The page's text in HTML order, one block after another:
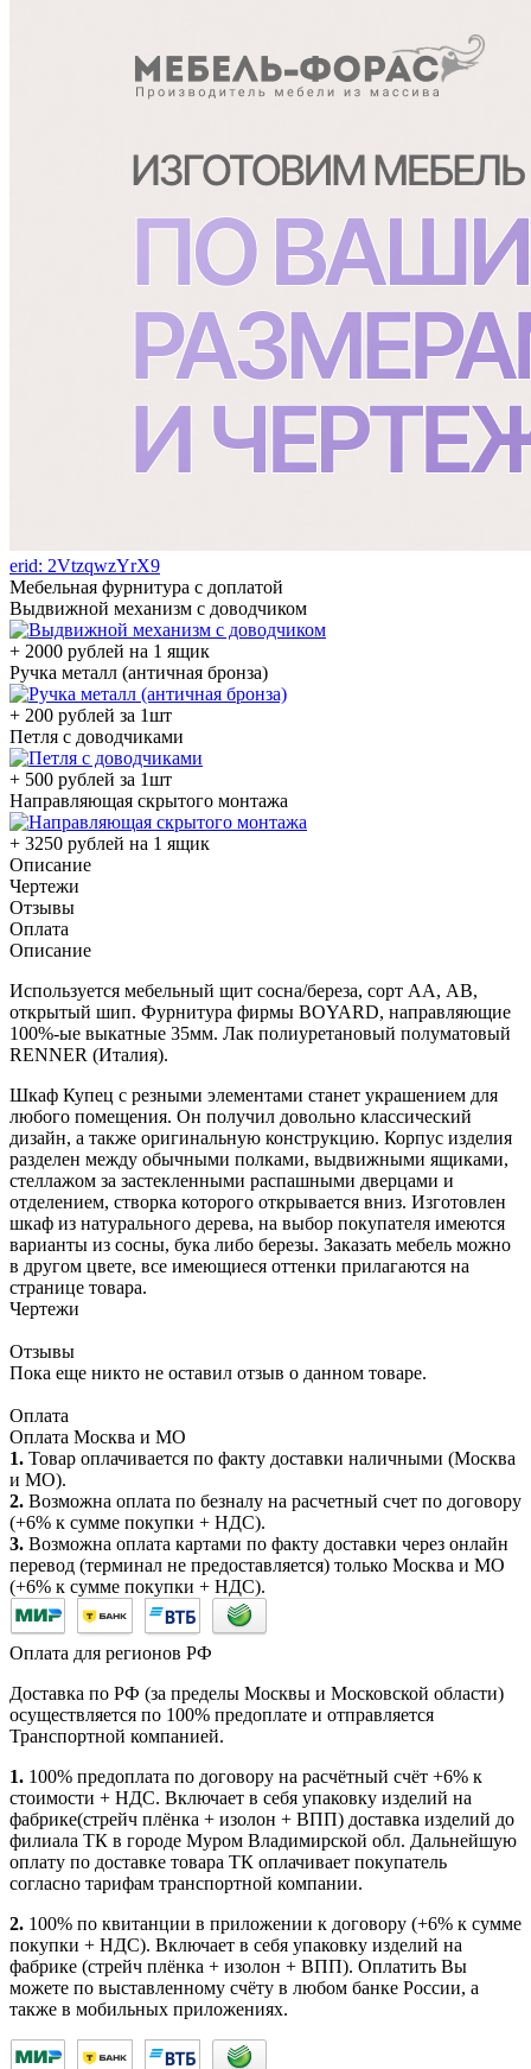
erid: 2VtzqwzYrX9
Мебельная фурнитура с доплатой
Выдвижной механизм с доводчиком
+ 2000 рублей на 1 ящик
Ручка металл (античная бронза)
+ 200 рублей за 1шт
Петля с доводчиками
+ 500 рублей за 1шт
Направляющая скрытого монтажа
+ 3250 рублей на 1 ящик
Описание
Чертежи
Отзывы
Оплата
Описание
Используется мебельный щит сосна/береза, сорт АА, АВ,
открытый шип. Фурнитура фирмы BOYARD, направляющие
100%-ые выкатные 35мм. Лак полиуретановый полуматовый
RENNER (Италия).
Шкаф Купец с резными элементами станет украшением для
любого помещения. Он получил довольно классический
дизайн, а также оригинальную конструкцию. Корпус изделия
разделен между обычными полками, выдвижными ящиками,
стеллажом за застекленными распашными дверцами и
отделением, створка которого открывается вниз. Изготовлен
шкаф из натурального дерева, на выбор покупателя имеются
варианты из сосны, бука либо березы. Заказать мебель можно
в другом цвете, все имеющиеся оттенки прилагаются на
странице товара.
Чертежи
Отзывы
Пока еще никто не оставил отзыв о данном товаре.
Оплата
Оплата Москва и МО
1. Товар оплачивается по факту доставки наличными (Москва
и МО).
2. Возможна оплата по безналу на расчетный счет по договору
(+6% к сумме покупки + НДС).
3. Возможна оплата картами по факту доставки через онлайн
перевод (терминал не предоставляется) только Москва и МО
(+6% к сумме покупки + НДС).
Оплата для регионов РФ
Доставка по РФ (за пределы Москвы и Московской области)
осуществляется по 100% предоплате и отправляется
Транспортной компанией.
1. 100% предоплата по договору на расчётный счёт +6% к
стоимости + НДС. Включает в себя упаковку изделий на
фабрике(стрейч плёнка + изолон + ВПП) доставка изделий до
филиала ТК в городе Муром Владимирской обл. Дальнейшую
оплату по доставке товара ТК оплачивает покупатель
согласно тарифам транспортной компании.
2. 100% по квитанции в приложении к договору (+6% к сумме
покупки + НДС). Включает в себя упаковку изделий на
фабрике (стрейч плёнка + изолон + ВПП). Оплатить Вы
можете по выставленному счёту в любом банке России, а
также в мобильных приложениях.